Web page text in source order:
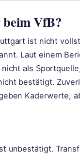
VfB?
ist nicht
Laut einem
als
bestätigt.
Kaderwerte,
unbestätigt.